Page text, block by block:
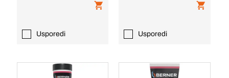
Usporedi Usporedi